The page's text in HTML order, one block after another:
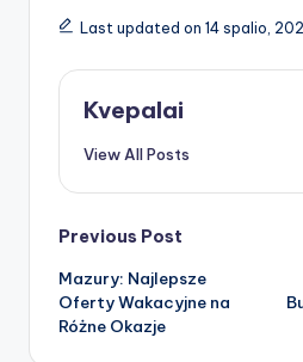
Last updated on 14 spalio,
Kvepalai
View All Posts
Post
navigation
Previous Post
Mazury: Najlepsze
Oferty Wakacyjne na
Różne Okazje